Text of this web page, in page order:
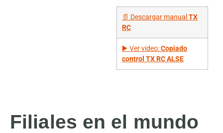
📄 Descargar manual TX
RC
▶️ Ver video:Copiado
control TX RC ALSE
Filiales en el mundo